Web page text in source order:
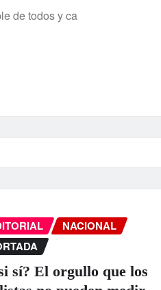
de todos y ca
NACIONAL
sí? El orgullo que los